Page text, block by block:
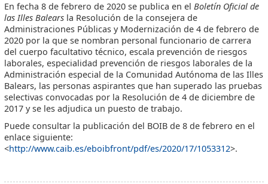
En fecha 8 de febrero de 2020 se publica en elBoletín Oficial de
las Illes Balears la Resolución de la consejera de
Administraciones Públicas y Modernización de 4 de febrero de
2020 por la que se nombran personal funcionario de carrera
del cuerpo facultativo técnico, escala prevención de riesgos
laborales, especialidad prevención de riesgos laborales de la
Administración especial de la Comunidad Autónoma de las Illes
Balears, las personas aspirantes que han superado las pruebas
selectivas convocadas por la Resolución de 4 de diciembre de
2017 y se les adjudica un puesto de trabajo.
Puede consultar la publicación del BOIB de 8 de febrero en el
enlace siguiente:
<http://www.caib.es/eboibfront/pdf/es/2020/17/1053312>.